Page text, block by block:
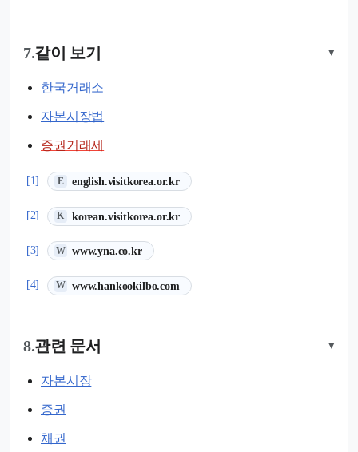
7.같이 보기 ▾
한국거래소
자본시장법
증권거래세
[1] E english.visitkorea.or.kr
(새 탭에서 열림)
[2] K korean.visitkorea.or.kr
(새 탭에서 열림)
[3] W www.yna.co.kr
(새 탭에서 열림)
[4] W www.hankookilbo.com
(새 탭에서 열림)
8.관련 문서 ▾
자본시장
증권
채권